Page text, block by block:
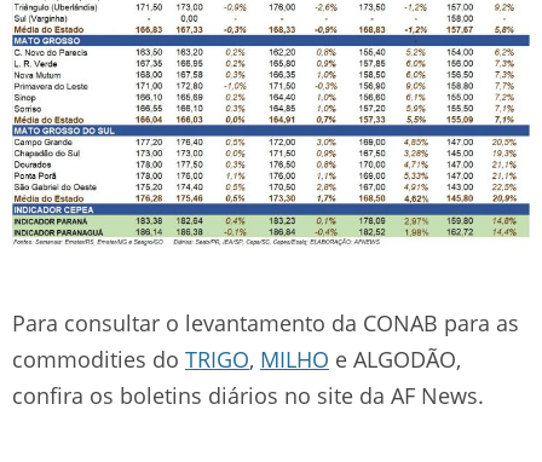
Para consultar o levantamento da CONAB para as
commodities do TRIGO, MILHO e ALGODÃO,
confira os boletins diários no site da AF News.